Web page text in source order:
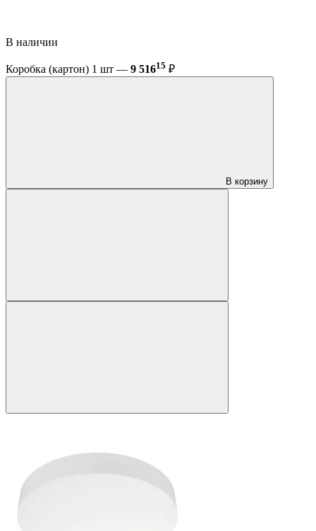
В наличии
Коробка (картон) 1 шт — 9 51615 ₽
В корзину